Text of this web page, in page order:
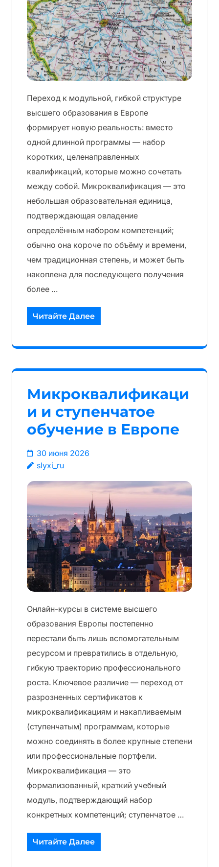
Переход к модульной, гибкой структуре
высшего образования в Европе
формирует новую реальность: вместо
одной длинной программы — набор
коротких, целенаправленных
квалификаций, которые можно сочетать
между собой. Микроквалификация — это
небольшая образовательная единица,
подтверждающая овладение
определённым набором компетенций;
обычно она короче по объёму и времени,
чем традиционная степень, и может быть
накоплена для последующего получения
более …
Читайте Далее
Микроквалификаци
и и ступенчатое
обучение в Европе
30 июня 2026
slyxi_ru
Онлайн-курсы в системе высшего
образования Европы постепенно
перестали быть лишь вспомогательным
ресурсом и превратились в отдельную,
гибкую траекторию профессионального
роста. Ключевое различие — переход от
разрозненных сертификатов к
микроквалификациям и накапливаемым
(ступенчатым) программам, которые
можно соединять в более крупные степени
или профессиональные портфели.
Микроквалификация — это
формализованный, краткий учебный
модуль, подтверждающий набор
конкретных компетенций; ступенчатое …
Читайте Далее